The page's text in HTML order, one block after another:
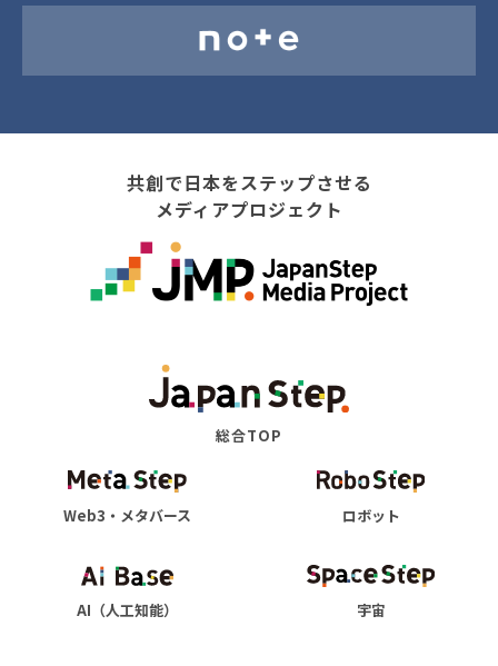
共創で日本をステップさせる
メディアプロジェクト
総合TOP
Web3・メタバース ロボット
AI（人工知能） 宇宙